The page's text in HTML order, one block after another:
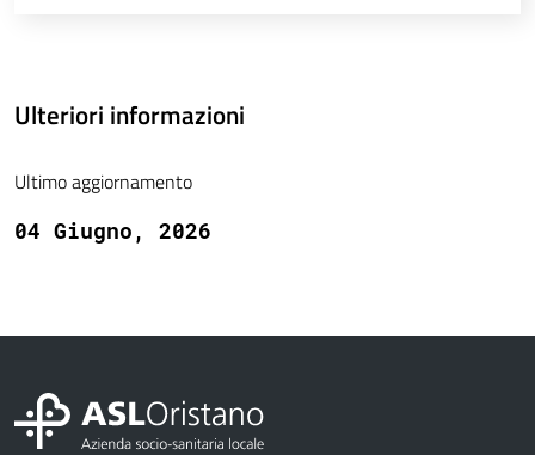
Ulteriori informazioni
Ultimo aggiornamento
04 Giugno, 2026